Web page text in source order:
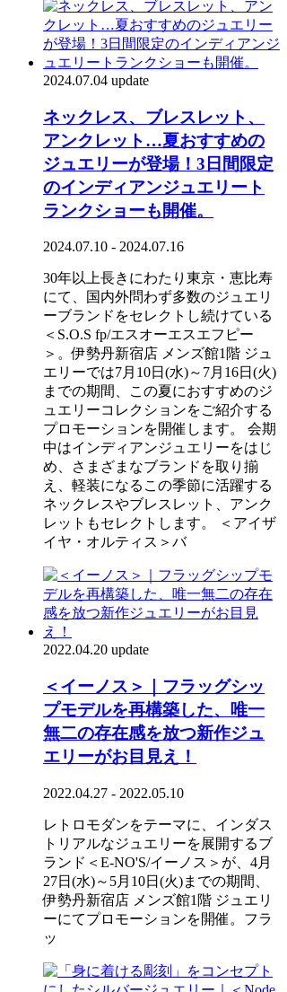
2024.07.04 update
ネックレス、ブレスレット、
アンクレット…夏おすすめの
ジュエリーが登場！3日間限定
のインディアンジュエリート
ランクショーも開催。
2024.07.10 - 2024.07.16
30年以上長きにわたり東京・恵比寿
にて、国内外問わず多数のジュエリ
ーブランドをセレクトし続けている
＜S.O.S fp/エスオーエスエフピー
＞。伊勢丹新宿店 メンズ館1階 ジュ
エリーでは7⽉10⽇(⽔)～7⽉16⽇(⽕)
までの期間、この夏におすすめのジ
ュエリーコレクションをご紹介する
プロモーションを開催します。 会期
中はインディアンジュエリーをはじ
め、さまざまなブランドを取り揃
え、軽装になるこの季節に活躍する
ネックレスやブレスレット、アンク
レットもセレクトします。 ＜アイザ
イヤ・オルティス＞バ
2022.04.20 update
＜イーノス＞｜フラッグシッ
プモデルを再構築した、唯一
無二の存在感を放つ新作ジュ
エリーがお目見え！
2022.04.27 - 2022.05.10
レトロモダンをテーマに、インダス
トリアルなジュエリーを展開するブ
ランド＜E-NO'S/イーノス＞が、4月
27日(水)～5月10日(火)までの期間、
伊勢丹新宿店 メンズ館1階 ジュエリ
ーにてプロモーションを開催。フラ
ッ